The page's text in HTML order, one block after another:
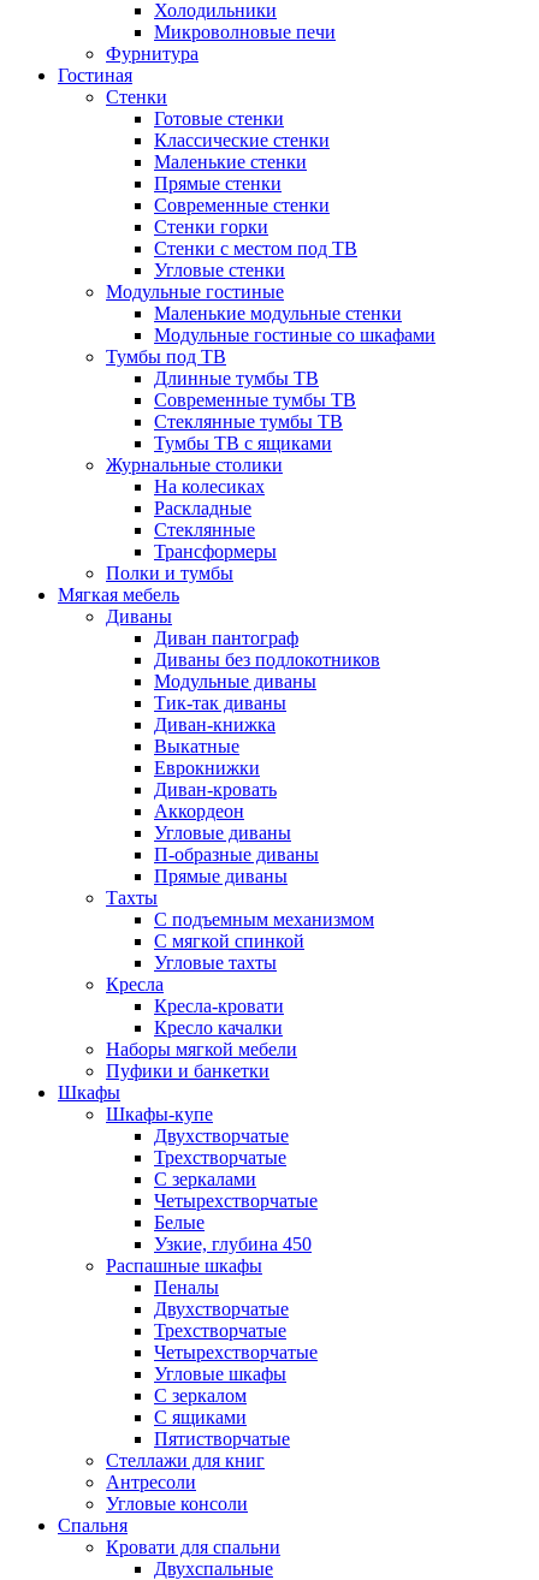
Холодильники
Микроволновые печи
Фурнитура
Гостиная
Стенки
Готовые стенки
Классические стенки
Маленькие стенки
Прямые стенки
Современные стенки
Стенки горки
Стенки с местом под ТВ
Угловые стенки
Модульные гостиные
Маленькие модульные стенки
Модульные гостиные со шкафами
Тумбы под ТВ
Длинные тумбы ТВ
Современные тумбы ТВ
Стеклянные тумбы ТВ
Тумбы ТВ с ящиками
Журнальные столики
На колесиках
Раскладные
Стеклянные
Трансформеры
Полки и тумбы
Мягкая мебель
Диваны
Диван пантограф
Диваны без подлокотников
Модульные диваны
Тик-так диваны
Диван-книжка
Выкатные
Еврокнижки
Диван-кровать
Аккордеон
Угловые диваны
П-образные диваны
Прямые диваны
Тахты
С подъемным механизмом
С мягкой спинкой
Угловые тахты
Кресла
Кресла-кровати
Кресло качалки
Наборы мягкой мебели
Пуфики и банкетки
Шкафы
Шкафы-купе
Двухстворчатые
Трехстворчатые
С зеркалами
Четырехстворчатые
Белые
Узкие, глубина 450
Распашные шкафы
Пеналы
Двухстворчатые
Трехстворчатые
Четырехстворчатые
Угловые шкафы
С зеркалом
С ящиками
Пятистворчатые
Стеллажи для книг
Антресоли
Угловые консоли
Спальня
Кровати для спальни
Двухспальные